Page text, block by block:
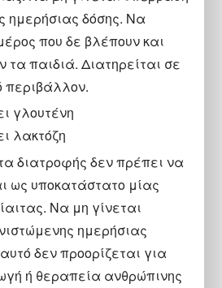
ημερήσιας δόσης. Να
που δε βλέπουν και
τα παιδιά. Διατηρείται σε
περιβάλλον.
γλουτένη
λακτόζη
διατροφής δεν πρέπει να
ως υποκατάστατο μίας
Να μη γίνεται
ημερήσιας
δεν προορίζεται για
ή θεραπεία ανθρώπινης